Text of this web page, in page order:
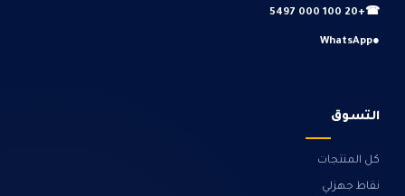
☎
+20 100 000 5497
●
WhatsApp
التسوق
كل المنتجات
نقاط جهزلي